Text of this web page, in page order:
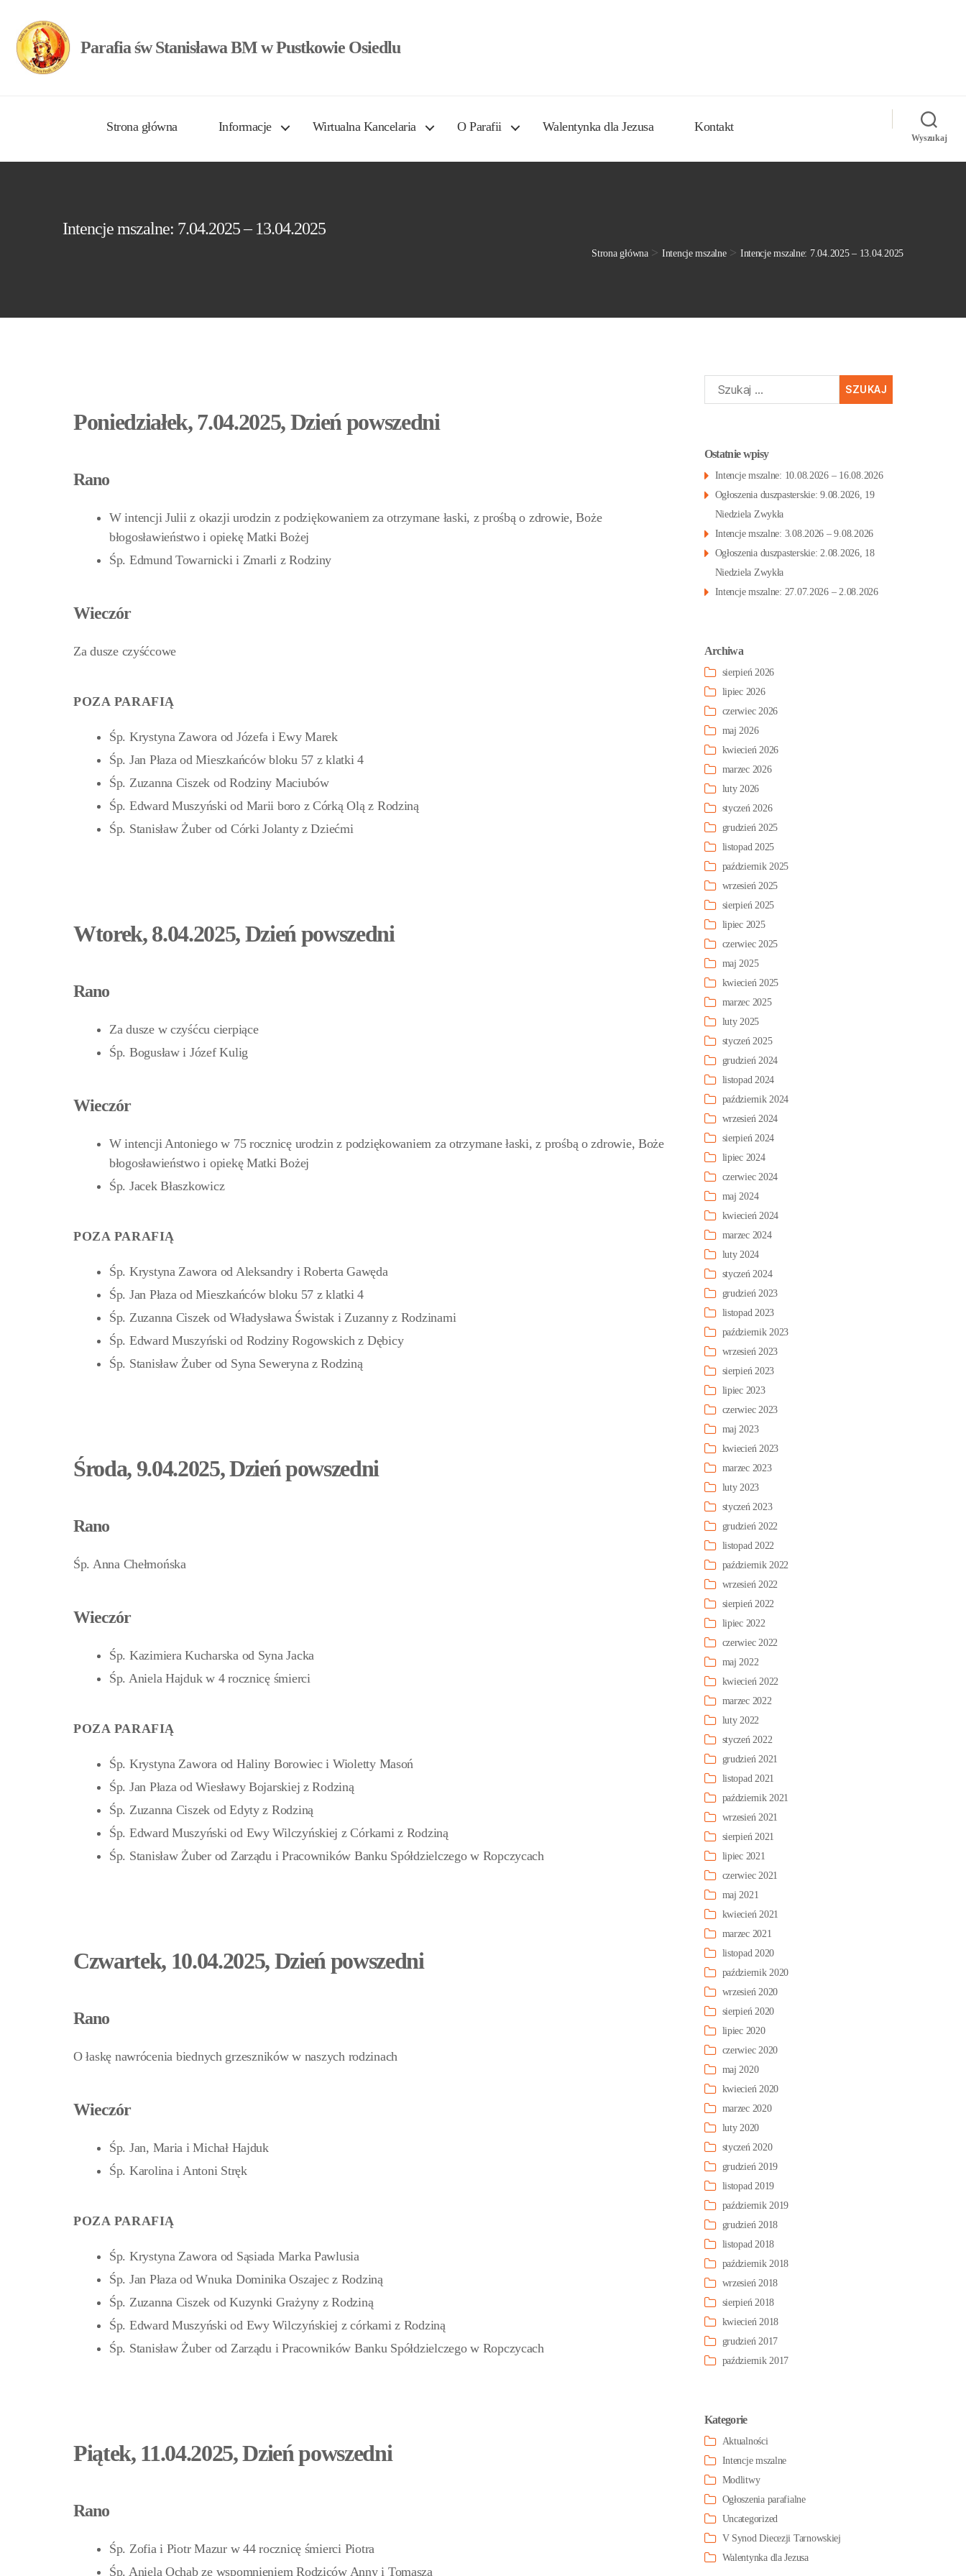
Parafia św Stanisława BM w Pustkowie Osiedlu
Strona główna Informacje Wirtualna Kancelaria O Parafii Walentynka dla Jezusa Kontakt
Wyszukaj
Intencje mszalne: 7.04.2025 – 13.04.2025
Strona główna> Intencje mszalne> Intencje mszalne: 7.04.2025 – 13.04.2025
Poniedziałek, 7.04.2025, Dzień powszedni
Rano
W intencji Julii z okazji urodzin z podziękowaniem za otrzymane łaski, z prośbą o zdrowie, Boże
błogosławieństwo i opiekę Matki Bożej
Śp. Edmund Towarnicki i Zmarli z Rodziny
Wieczór
Za dusze czyśćcowe
POZA PARAFIĄ
Śp. Krystyna Zawora od Józefa i Ewy Marek
Śp. Jan Płaza od Mieszkańców bloku 57 z klatki 4
Śp. Zuzanna Ciszek od Rodziny Maciubów
Śp. Edward Muszyński od Marii boro z Córką Olą z Rodziną
Śp. Stanisław Żuber od Córki Jolanty z Dziećmi
Wtorek, 8.04.2025, Dzień powszedni
Rano
Za dusze w czyśćcu cierpiące
Śp. Bogusław i Józef Kulig
Wieczór
W intencji Antoniego w 75 rocznicę urodzin z podziękowaniem za otrzymane łaski, z prośbą o zdrowie, Boże
błogosławieństwo i opiekę Matki Bożej
Śp. Jacek Błaszkowicz
POZA PARAFIĄ
Śp. Krystyna Zawora od Aleksandry i Roberta Gawęda
Śp. Jan Płaza od Mieszkańców bloku 57 z klatki 4
Śp. Zuzanna Ciszek od Władysława Świstak i Zuzanny z Rodzinami
Śp. Edward Muszyński od Rodziny Rogowskich z Dębicy
Śp. Stanisław Żuber od Syna Seweryna z Rodziną
Środa, 9.04.2025, Dzień powszedni
Rano
Śp. Anna Chełmońska
Wieczór
Śp. Kazimiera Kucharska od Syna Jacka
Śp. Aniela Hajduk w 4 rocznicę śmierci
POZA PARAFIĄ
Śp. Krystyna Zawora od Haliny Borowiec i Wioletty Masoń
Śp. Jan Płaza od Wiesławy Bojarskiej z Rodziną
Śp. Zuzanna Ciszek od Edyty z Rodziną
Śp. Edward Muszyński od Ewy Wilczyńskiej z Córkami z Rodziną
Śp. Stanisław Żuber od Zarządu i Pracowników Banku Spółdzielczego w Ropczycach
Czwartek, 10.04.2025, Dzień powszedni
Rano
O łaskę nawrócenia biednych grzeszników w naszych rodzinach
Wieczór
Śp. Jan, Maria i Michał Hajduk
Śp. Karolina i Antoni Stręk
POZA PARAFIĄ
Śp. Krystyna Zawora od Sąsiada Marka Pawlusia
Śp. Jan Płaza od Wnuka Dominika Oszajec z Rodziną
Śp. Zuzanna Ciszek od Kuzynki Grażyny z Rodziną
Śp. Edward Muszyński od Ewy Wilczyńskiej z córkami z Rodziną
Śp. Stanisław Żuber od Zarządu i Pracowników Banku Spółdzielczego w Ropczycach
Piątek, 11.04.2025, Dzień powszedni
Rano
Śp. Zofia i Piotr Mazur w 44 rocznicę śmierci Piotra
Śp. Aniela Ochab ze wspomnieniem Rodziców Anny i Tomasza
Szukaj:
Ostatnie wpisy
Intencje mszalne: 10.08.2026 – 16.08.2026
Ogłoszenia duszpasterskie: 9.08.2026, 19
Niedziela Zwykła
Intencje mszalne: 3.08.2026 – 9.08.2026
Ogłoszenia duszpasterskie: 2.08.2026, 18
Niedziela Zwykła
Intencje mszalne: 27.07.2026 – 2.08.2026
Archiwa
sierpień 2026
lipiec 2026
czerwiec 2026
maj 2026
kwiecień 2026
marzec 2026
luty 2026
styczeń 2026
grudzień 2025
listopad 2025
październik 2025
wrzesień 2025
sierpień 2025
lipiec 2025
czerwiec 2025
maj 2025
kwiecień 2025
marzec 2025
luty 2025
styczeń 2025
grudzień 2024
listopad 2024
październik 2024
wrzesień 2024
sierpień 2024
lipiec 2024
czerwiec 2024
maj 2024
kwiecień 2024
marzec 2024
luty 2024
styczeń 2024
grudzień 2023
listopad 2023
październik 2023
wrzesień 2023
sierpień 2023
lipiec 2023
czerwiec 2023
maj 2023
kwiecień 2023
marzec 2023
luty 2023
styczeń 2023
grudzień 2022
listopad 2022
październik 2022
wrzesień 2022
sierpień 2022
lipiec 2022
czerwiec 2022
maj 2022
kwiecień 2022
marzec 2022
luty 2022
styczeń 2022
grudzień 2021
listopad 2021
październik 2021
wrzesień 2021
sierpień 2021
lipiec 2021
czerwiec 2021
maj 2021
kwiecień 2021
marzec 2021
listopad 2020
październik 2020
wrzesień 2020
sierpień 2020
lipiec 2020
czerwiec 2020
maj 2020
kwiecień 2020
marzec 2020
luty 2020
styczeń 2020
grudzień 2019
listopad 2019
październik 2019
grudzień 2018
listopad 2018
październik 2018
wrzesień 2018
sierpień 2018
kwiecień 2018
grudzień 2017
październik 2017
Kategorie
Aktualności
Intencje mszalne
Modlitwy
Ogłoszenia parafialne
Uncategorized
V Synod Diecezji Tarnowskiej
Walentynka dla Jezusa